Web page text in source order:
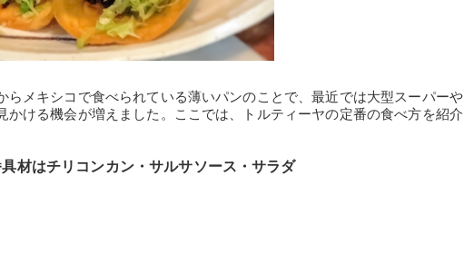
らメキシコで食べられている薄いパンのことで、最近では大型スーパーや
かける機会が増えました。ここでは、トルティーヤの定番の食べ方を紹介
具材はチリコンカン・サルサソース・サラダ